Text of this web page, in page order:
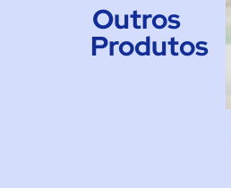
Outros
Produtos